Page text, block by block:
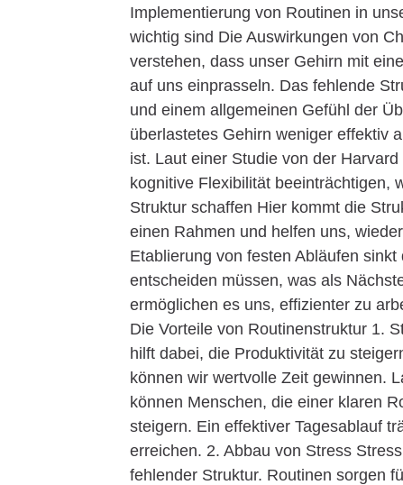
Implementierung von Routinen in
wichtig sind Die Auswirkungen von
verstehen, dass unser Gehirn mit
auf uns einprasseln. Das fehlende
und einem allgemeinen Gefühl der
überlastetes Gehirn weniger effektiv
ist. Laut einer Studie von der
kognitive Flexibilität beeinträchtigen,
Struktur schaffen Hier kommt die
einen Rahmen und helfen uns,
Etablierung von festen Abläufen
entscheiden müssen, was als
ermöglichen es uns, effizienter zu
Die Vorteile von Routinenstruktur 1.
hilft dabei, die Produktivität zu
können wir wertvolle Zeit gewinnen.
können Menschen, die einer klaren
steigern. Ein effektiver Tagesablauf
erreichen. 2. Abbau von Stress
fehlender Struktur. Routinen sorgen